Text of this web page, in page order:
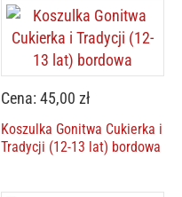
Cena: 45,00 zł
Koszulka Gonitwa Cukierka i
Tradycji (12-13 lat) bordowa